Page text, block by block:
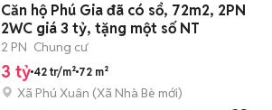
Căn hộ Phú Gia đã có sổ, 72m2, 2PN
2WC giá 3 tỷ, tặng một số NT
2 PN Chung cư
3 tỷ 42 tr/m² 72 m²
Xã Phú Xuân (Xã Nhà Bè mới)